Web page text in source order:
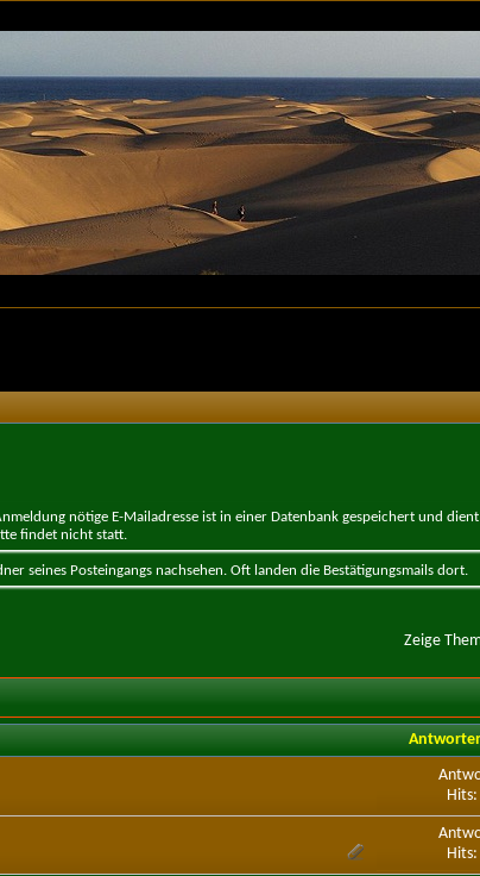
nötige E-Mailadresse ist in einer Datenbank gespeichert und
findet nicht statt.
seines Posteingangs nachsehen. Oft landen die Bestätigungsmails dort.
Zeige